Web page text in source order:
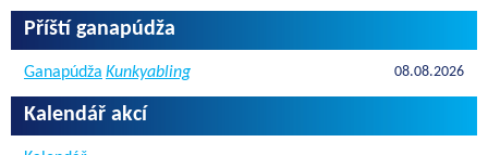
Příští ganapúdža
Ganapúdža Kunkyabling 08.08.2026
Kalendář akcí